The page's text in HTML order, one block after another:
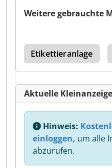
Weitere gebrauchte
Etikettieranlage
Aktuelle
Hinweis:
einloggen, um alle
abzurufen.